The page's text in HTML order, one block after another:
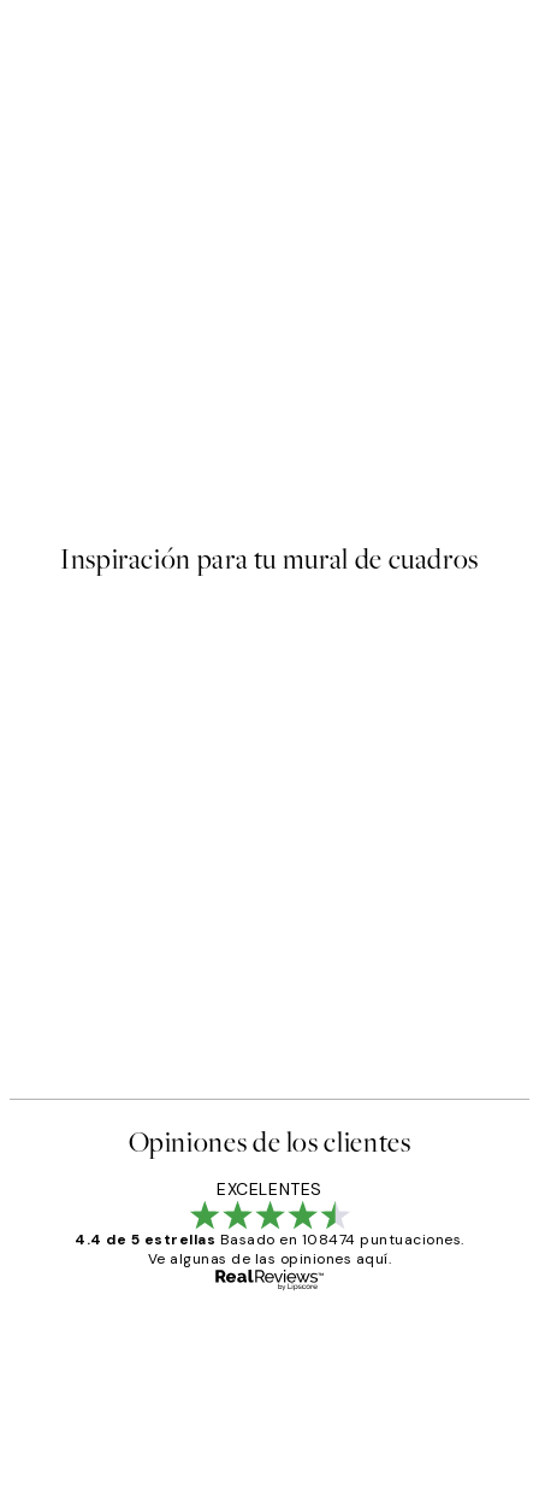
Inspiración para tu mural de cuadros
Opiniones de los clientes
EXCELENTES
4.4 de 5 estrellas Basado en 108474 puntuaciones.
Ve algunas de las opiniones aquí.